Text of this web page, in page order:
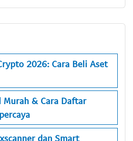
2026: Cara Beli Aset
Murah & Cara Daftar
dan Smart